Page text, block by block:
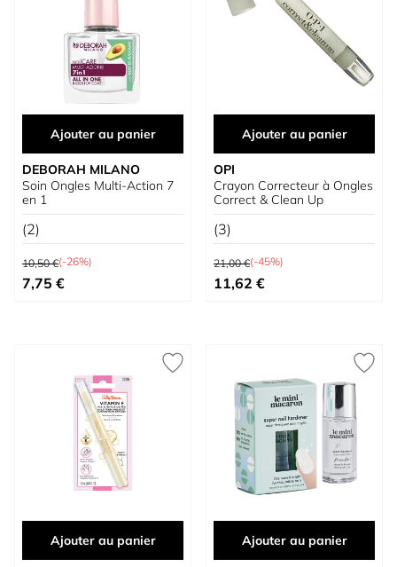
Ajouter au panier
DEBORAH MILANO
Soin Ongles Multi-Action 7
en 1
(2)
Prix normal
10,50 €(-26%)
Prix spécial
7,75 €
Ajouter au panier
OPI
Crayon Correcteur à Ongles
Correct & Clean Up
(3)
Prix normal
21,00 €(-45%)
Prix spécial
11,62 €
Ajouter au panier Ajouter au panier